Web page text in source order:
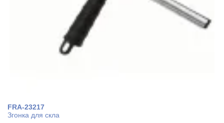
FRA-23217
Згонка для скла